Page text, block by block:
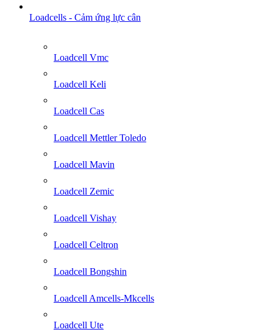
Loadcells - Cảm ứng lực cân
Loadcell Vmc
Loadcell Keli
Loadcell Cas
Loadcell Mettler Toledo
Loadcell Mavin
Loadcell Zemic
Loadcell Vishay
Loadcell Celtron
Loadcell Bongshin
Loadcell Amcells-Mkcells
Loadcell Ute